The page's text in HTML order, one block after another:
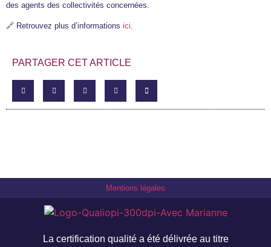
des agents des collectivités concernées.
🔗 Retrouvez plus d’informations ici
PARTAGER CET ARTICLE
Mentions légales
La certification qualité a été délivrée au titre